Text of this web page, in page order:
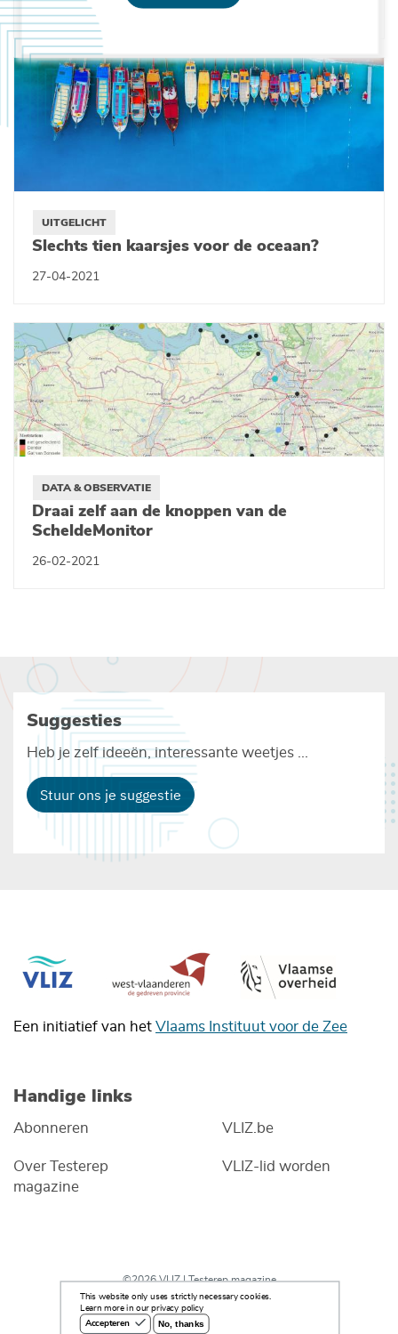
31-05-2021
UITGELICHT
Slechts tien kaarsjes voor de oceaan?
27-04-2021
DATA & OBSERVATIE
Draai zelf aan de knoppen van de
ScheldeMonitor
26-02-2021
Suggesties
Heb je zelf ideeën, interessante weetjes ...
Stuur ons je suggestie
Een initiatief van het Vlaams Instituut voor de Zee
Handige links
Abonneren
Over Testerep
magazine
VLIZ.be
VLIZ-lid worden
©2026 VLIZ | Testerep magazine
This website only uses strictly necessary cookies.
Learn more in our privacy policy
Accepteren
No, thanks